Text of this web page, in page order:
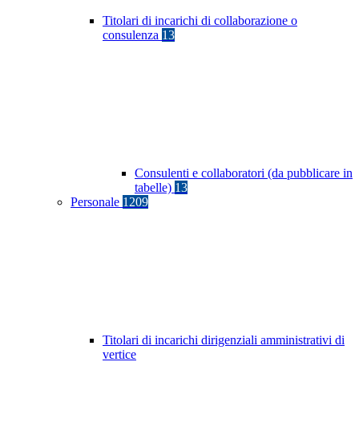
Titolari di incarichi di collaborazione o
consulenza 13
Consulenti e collaboratori (da pubblicare in
tabelle) 13
Personale 1209
Titolari di incarichi dirigenziali amministrativi di
vertice